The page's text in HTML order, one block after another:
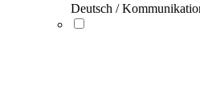
Deutsch /